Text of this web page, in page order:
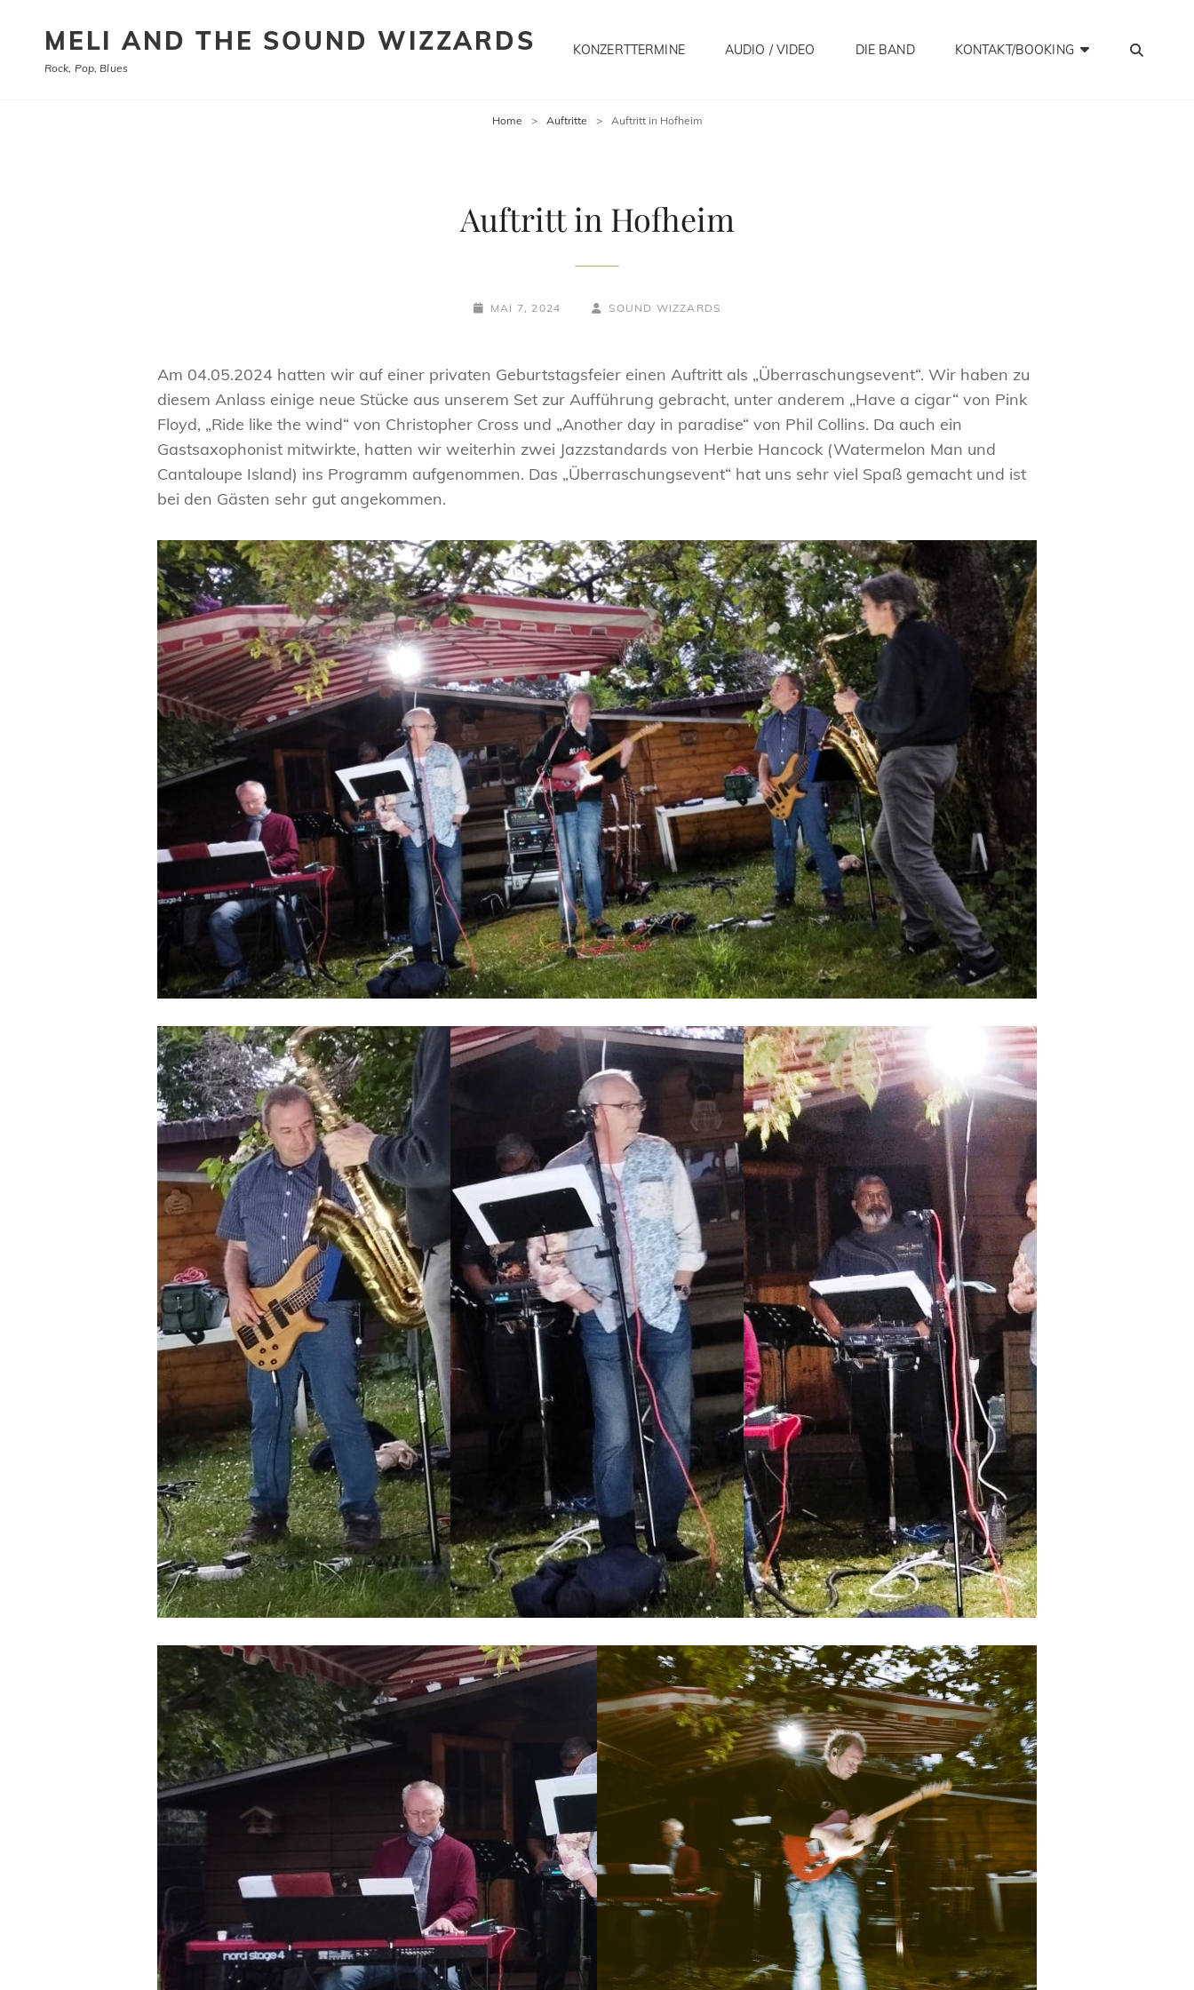
MELI AND THE SOUND WIZZARDS
Rock, Pop, Blues
KONZERTTERMINE AUDIO / VIDEO DIE BAND KONTAKT/BOOKING
Home > Auftritte > Auftritt in Hofheim
Auftritt in Hofheim
POSTED-
MAI 7, 2024
BY
BYLINE
SOUND WIZZARDS
Am 04.05.2024 hatten wir auf einer privaten Geburtstagsfeier einen Auftritt als „Überraschungsevent“. Wir haben zu
diesem Anlass einige neue Stücke aus unserem Set zur Aufführung gebracht, unter anderem „Have a cigar“ von Pink
Floyd, „Ride like the wind“ von Christopher Cross und „Another day in paradise“ von Phil Collins. Da auch ein
Gastsaxophonist mitwirkte, hatten wir weiterhin zwei Jazzstandards von Herbie Hancock (Watermelon Man und
Cantaloupe Island) ins Programm aufgenommen. Das „Überraschungsevent“ hat uns sehr viel Spaß gemacht und ist
bei den Gästen sehr gut angekommen.